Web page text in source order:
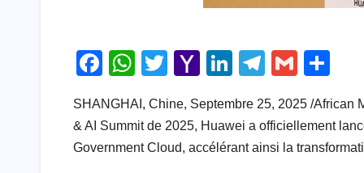
F
c
e
W
at
s
T
tt
er
Y
h
o
Li
k
e
T
e
gr
G
ail ar
e
SHANGHAI, Chine, Septembre 25, 2025 /African
& AI Summit de 2025, Huawei a officiellement
Government Cloud, accélérant ainsi la